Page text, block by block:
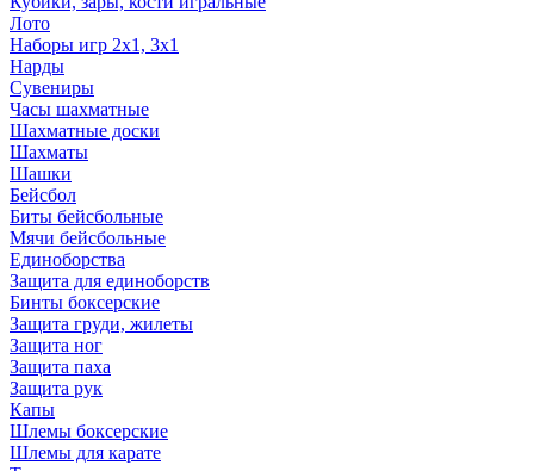
Лото
Наборы игр 2х1, 3х1
Нарды
Сувениры
Часы шахматные
Шахматные доски
Шахматы
Шашки
Бейсбол
Биты бейсбольные
Мячи бейсбольные
Единоборства
Защита для единоборств
Бинты боксерские
Защита груди, жилеты
Защита ног
Защита паха
Защита рук
Капы
Шлемы боксерские
Шлемы для карате